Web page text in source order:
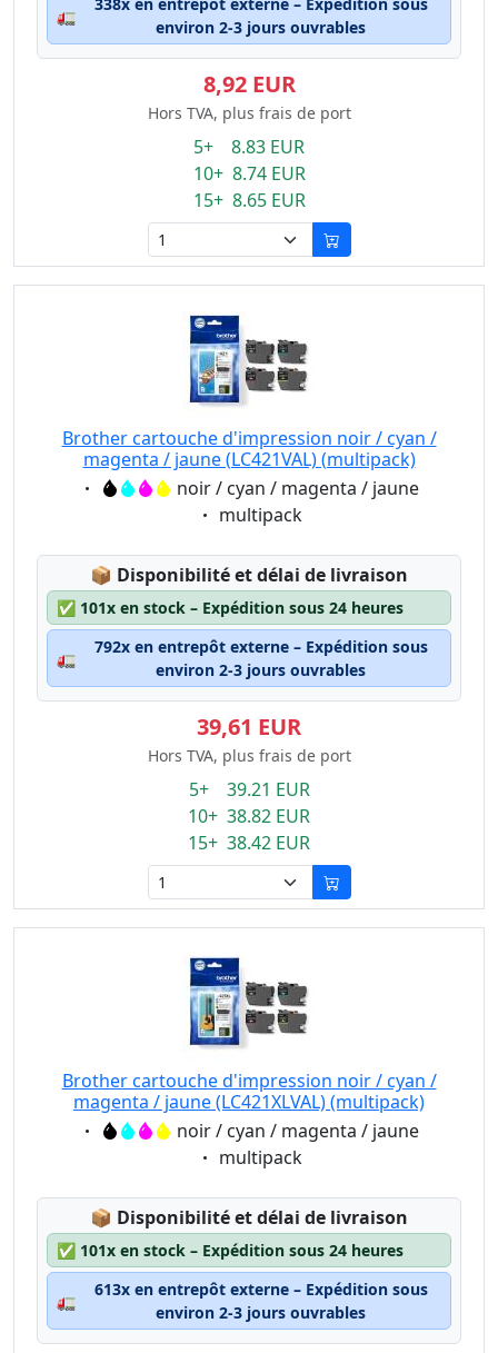
🚛
environ 2-3 jours ouvrables
8,92 EUR
Hors TVA, plus frais de port
5+ 8.83 EUR
10+ 8.74 EUR
15+ 8.65 EUR
Brother cartouche d'impression noir / cyan /
magenta / jaune (LC421VAL) (multipack)
Eigenschaft:noir / cyan / magenta / jaune
Eigenschaft:
multipack
📦 Lagerstatus:
Disponibilité et délai de livraison
✅ 101x en stock – Expédition sous 24 heures
🚛
792x en entrepôt externe – Expédition sous
environ 2-3 jours ouvrables
39,61 EUR
Hors TVA, plus frais de port
5+ 39.21 EUR
10+ 38.82 EUR
15+ 38.42 EUR
Brother cartouche d'impression noir / cyan /
magenta / jaune (LC421XLVAL) (multipack)
Eigenschaft:noir / cyan / magenta / jaune
Eigenschaft:
multipack
📦 Lagerstatus:
Disponibilité et délai de livraison
✅ 101x en stock – Expédition sous 24 heures
🚛
613x en entrepôt externe – Expédition sous
environ 2-3 jours ouvrables